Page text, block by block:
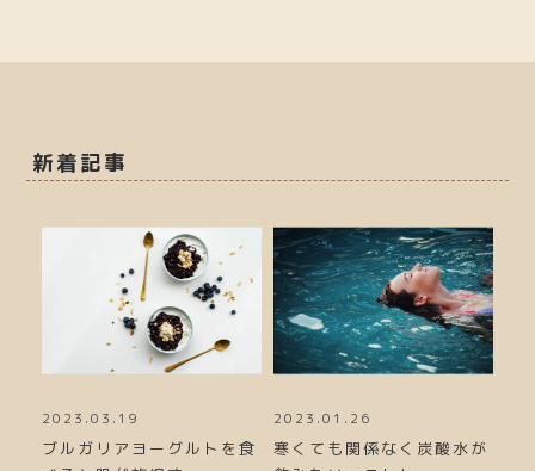
新着記事
2023.01.26
寒くても関係なく炭酸水が
2022.12.04
冬に肩が凝る人は便秘にな